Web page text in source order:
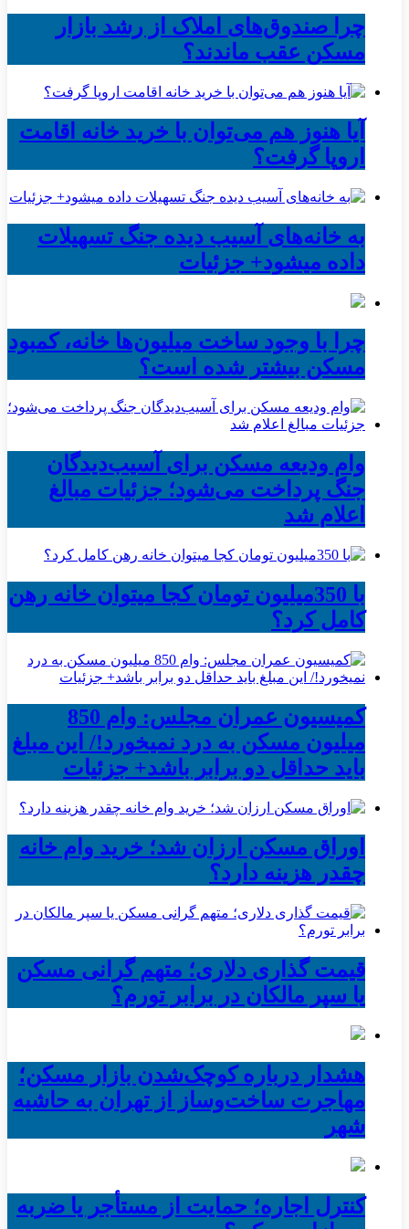
چرا صندوق‌های املاک از رشد بازار
مسکن عقب ماندند؟
آیا هنوز هم می‌توان با خرید خانه اقامت
اروپا گرفت؟
به خانه‌های آسیب دیده جنگ تسهیلات
داده میشود+ جزئیات
چرا با وجود ساخت میلیون‌ها خانه، کمبود
مسکن بیشتر شده است؟
وام ودیعه مسکن برای آسیب‌دیدگان
جنگ پرداخت می‌شود؛ جزئیات مبالغ
اعلام شد
با 350میلیون تومان کجا میتوان خانه رهن
کامل کرد؟
کمیسیون عمران مجلس: وام 850
میلیون مسکن به درد نمیخورد!/ این مبلغ
باید حداقل دو برابر باشد+ جزئیات
اوراق مسکن ارزان شد؛ خرید وام خانه
چقدر هزینه دارد؟
قیمت گذاری دلاری؛ متهم گرانی مسکن
یا سپر مالکان در برابر تورم؟
هشدار درباره کوچک‌شدن بازار مسکن؛
مهاجرت ساخت‌وساز از تهران به حاشیه‌
شهر
کنترل اجاره؛ حمایت از مستأجر یا ضربه